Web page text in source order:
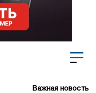
Важная новость